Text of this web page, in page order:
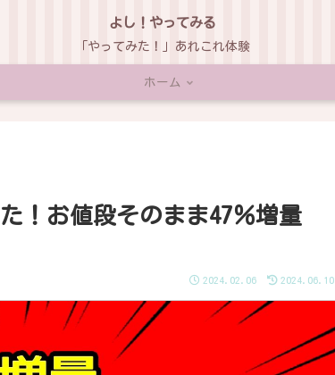
よし！やってみる
「やってみた！」あれこれ体験
ホーム
！お値段そのまま47％増量
2024.02.06 2024.06.10